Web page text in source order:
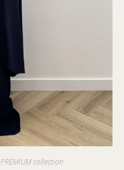
PREMIUM collection